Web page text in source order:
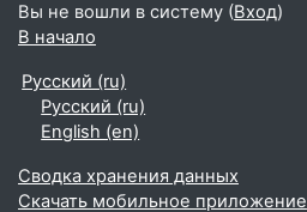
Вы не вошли в систему (Вход)
В начало
Русский ‎(ru)‎
Русский ‎(ru)‎
English ‎(en)‎
Сводка хранения данных
Скачать мобильное приложение